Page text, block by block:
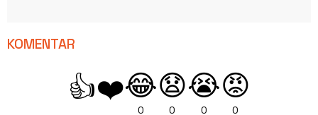
KOMENTAR
👍❤️😂
0
😧
0
😭
0
😡
0